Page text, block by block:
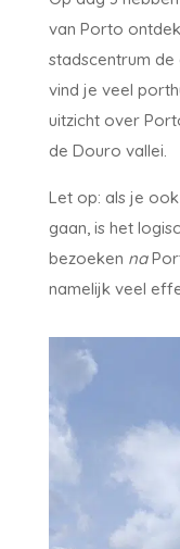
van Porto
stadscentrum
vind je veel
uitzicht over
de Douro vallei.
Let op: als je
gaan, is het
bezoeken na
namelijk veel